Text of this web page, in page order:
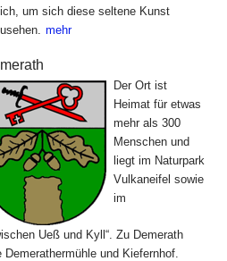
um sich diese seltene Kunst
mehr
Der Ort ist
Heimat für etwas
mehr als 300
Menschen und
liegt im Naturpark
Vulkaneifel sowie
im
Ueß und Kyll“. Zu Demerath
und Kiefernhof.